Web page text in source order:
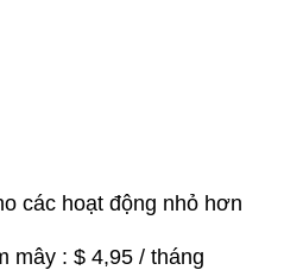
các hoạt động nhỏ hơn
mây : $ 4,95 / tháng